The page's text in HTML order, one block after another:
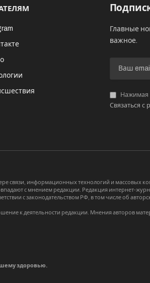
Главные
важное.
Нажимая
Связаться с
связи, информационных технологий и массовых
с мнением редакции. Редакция интернет-
с законодательством РФ, в том числе об
к деятельности редакции. Мнения авторов
здоровью.